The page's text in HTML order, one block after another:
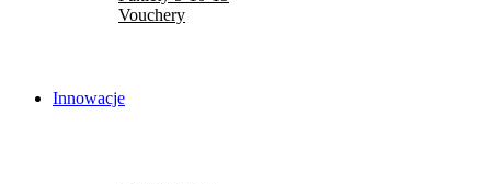
Vouchery
Innowacje